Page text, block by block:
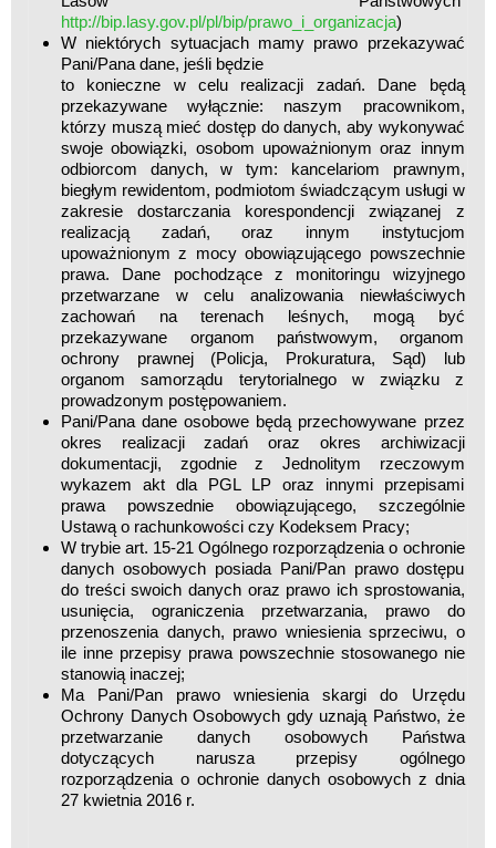
http://bip.lasy.gov.pl/pl/bip/prawo_i_organizacja)
W niektórych sytuacjach mamy prawo przekazywać
Pani/Pana dane, jeśli będzie
to konieczne w celu realizacji zadań. Dane będą
przekazywane wyłącznie: naszym pracownikom,
którzy muszą mieć dostęp do danych, aby wykonywać
swoje obowiązki, osobom upoważnionym oraz innym
odbiorcom danych, w tym: kancelariom prawnym,
biegłym rewidentom, podmiotom świadczącym usługi w
zakresie dostarczania korespondencji związanej z
realizacją zadań, oraz innym instytucjom
upoważnionym z mocy obowiązującego powszechnie
prawa. Dane pochodzące z monitoringu wizyjnego
przetwarzane w celu analizowania niewłaściwych
zachowań na terenach leśnych, mogą być
przekazywane organom państwowym, organom
ochrony prawnej (Policja, Prokuratura, Sąd) lub
organom samorządu terytorialnego w związku z
prowadzonym postępowaniem.
Pani/Pana dane osobowe będą przechowywane przez
okres realizacji zadań oraz okres archiwizacji
dokumentacji, zgodnie z Jednolitym rzeczowym
wykazem akt dla PGL LP oraz innymi przepisami
prawa powszednie obowiązującego, szczególnie
Ustawą o rachunkowości czy Kodeksem Pracy;
W trybie art. 15-21 Ogólnego rozporządzenia o ochronie
danych osobowych posiada Pani/Pan prawo dostępu
do treści swoich danych oraz prawo ich sprostowania,
usunięcia, ograniczenia przetwarzania, prawo do
przenoszenia danych, prawo wniesienia sprzeciwu, o
ile inne przepisy prawa powszechnie stosowanego nie
stanowią inaczej;
Ma Pani/Pan prawo wniesienia skargi do Urzędu
Ochrony Danych Osobowych gdy uznają Państwo, że
przetwarzanie danych osobowych Państwa
dotyczących narusza przepisy ogólnego
rozporządzenia o ochronie danych osobowych z dnia
27 kwietnia 2016 r.